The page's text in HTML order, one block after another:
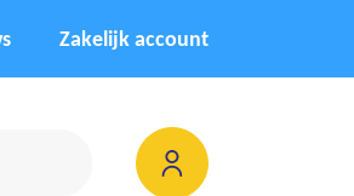
Zakelijk account